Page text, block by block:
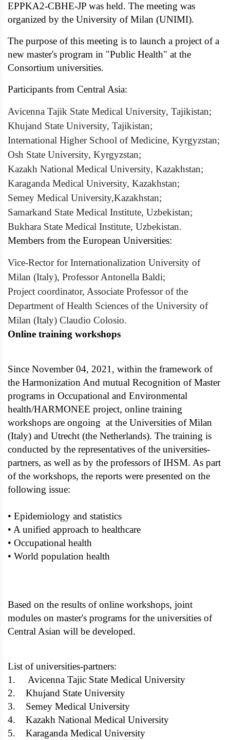
EPPKA2-CBHE-JP was held. The meeting was
organized by the University of Milan (UNIMI).
The purpose of this meeting is to launch a project of a
new master's program in "Public Health" at the
Consortium universities.
Participants from Central Asia:
Avicenna Tajik State Medical University, Tajikistan;
Khujand State University, Tajikistan;
International Higher School of Medicine, Kyrgyzstan;
Osh State University, Kyrgyzstan;
Kazakh National Medical University, Kazakhstan;
Karaganda Medical University, Kazakhstan;
Semey Medical University,Kazakhstan;
Samarkand State Medical Institute, Uzbekistan;
Bukhara State Medical Institute, Uzbekistan.
Members from the European Universities:
Vice-Rector for Internationalization University of
Milan (Italy), Professor Antonella Baldi;
Project coordinator, Associate Professor of the
Department of Health Sciences of the University of
Milan (Italy) Claudio Colosio.
Online training workshops
Since November 04, 2021, within the framework of
the Harmonization And mutual Recognition of Master
programs in Occupational and Environmental
health/HARMONEE project, online training
workshops are ongoing at the Universities of Milan
(Italy) and Utrecht (the Netherlands). The training is
conducted by the representatives of the universities-
partners, as well as by the professors of IHSM. As part
of the workshops, the reports were presented on the
following issue:
• Epidemiology and statistics
• A unified approach to healthcare
• Occupational health
• World population health
Based on the results of online workshops, joint
modules on master's programs for the universities of
Central Asian will be developed.
List of universities-partners:
1. Avicenna Tajic State Medical University
2. Khujand State University
3. Semey Medical University
4. Kazakh National Medical University
5. Karaganda Medical University